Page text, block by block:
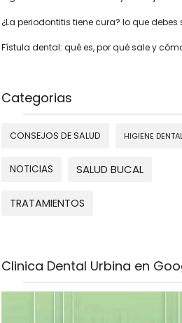
¿La periodontitis tiene cura? lo que debes
Fístula dental: qué es, por qué sale y
Categorias
CONSEJOS DE SALUD HIGIENE
NOTICIAS SALUD BUCAL
TRATAMIENTOS
Clinica Dental Urbina en